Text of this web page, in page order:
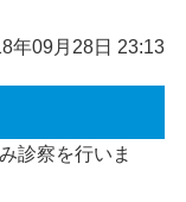
年09月28日 23:13
診察を行いま